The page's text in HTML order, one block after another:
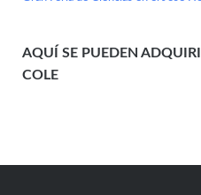
AQUÍ SE PUEDEN
COLE